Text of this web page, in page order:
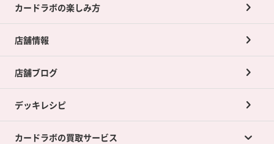
カードラボの楽しみ方
店舗情報
店舗ブログ
デッキレシピ
カードラボの買取サービス